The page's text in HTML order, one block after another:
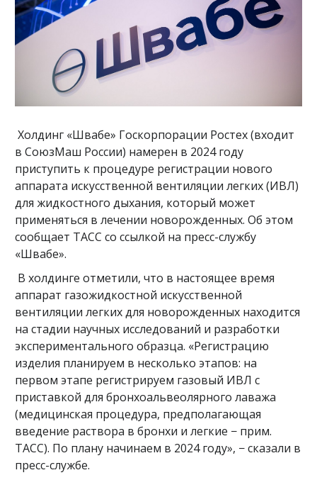
Холдинг «Швабе» Госкорпорации Ростех (входит
в СоюзМаш России) намерен в 2024 году
приступить к процедуре регистрации нового
аппарата искусственной вентиляции легких (ИВЛ)
для жидкостного дыхания, который может
применяться в лечении новорожденных. Об этом
сообщает ТАСС со ссылкой на пресс-службу
«Швабе».
В холдинге отметили, что в настоящее время
аппарат газожидкостной искусственной
вентиляции легких для новорожденных находится
на стадии научных исследований и разработки
экспериментального образца. «Регистрацию
изделия планируем в несколько этапов: на
первом этапе регистрируем газовый ИВЛ с
приставкой для бронхоальвеолярного лаважа
(медицинская процедура, предполагающая
введение раствора в бронхи и легкие − прим.
ТАСС). По плану начинаем в 2024 году», − сказали в
пресс-службе.